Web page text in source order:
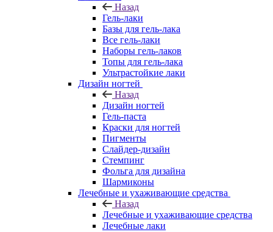
Назад
Гель-лаки
Базы для гель-лака
Все гель-лаки
Наборы гель-лаков
Топы для гель-лака
Ультрастойкие лаки
Дизайн ногтей
Назад
Дизайн ногтей
Гель-паста
Краски для ногтей
Пигменты
Слайдер-дизайн
Стемпинг
Фольга для дизайна
Шармиконы
Лечебные и ухаживающие средства
Назад
Лечебные и ухаживающие средства
Лечебные лаки